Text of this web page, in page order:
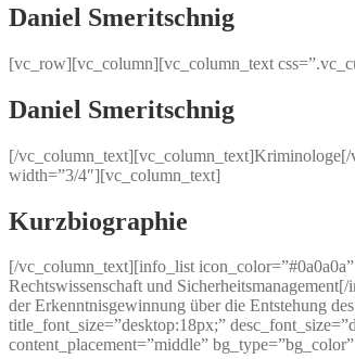
Daniel Smeritschnig
[vc_row][vc_column][vc_column_text
Daniel Smeritschnig
[/
width=”3/4″][vc_column_text]
Kurzbiographie
[/vc_column_text][info_list
Rechtswissenschaft und
der Erkenntnisgewinnung über die Entstehung
title_font_size=”desktop:18px;”
content_placement=”middle”